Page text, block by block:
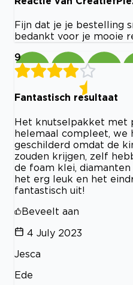
Fijn dat je je bestelling
bedankt voor je mooie
9
Fantastisch resultaat
Het knutselpakket met
helemaal compleet, we
geschilderd omdat de
zouden krijgen, zelf
de foam klei,
het erg leuk en het
fantastisch uit!
Beveelt aan
4 July 2023
Jesca
Ede